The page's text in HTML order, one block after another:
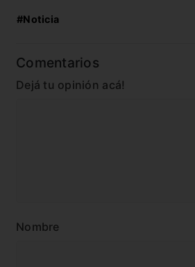
#Noticia
Comentarios
Dejá tu opinión acá!
Nombre